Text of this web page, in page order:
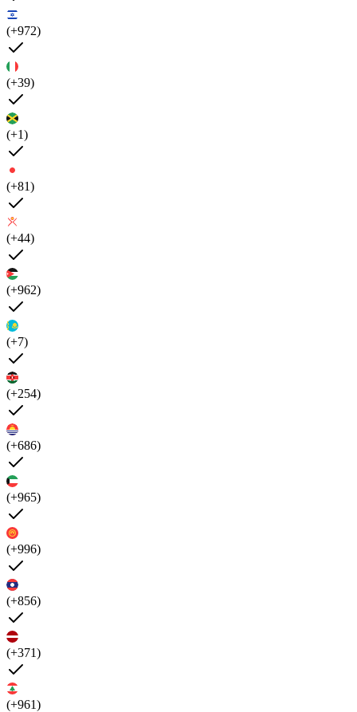
(+972)
(+39)
(+1)
(+81)
(+44)
(+962)
(+7)
(+254)
(+686)
(+965)
(+996)
(+856)
(+371)
(+961)